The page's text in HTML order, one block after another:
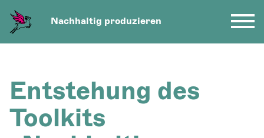
Nachhaltig produzieren
Entstehung des
Toolkits